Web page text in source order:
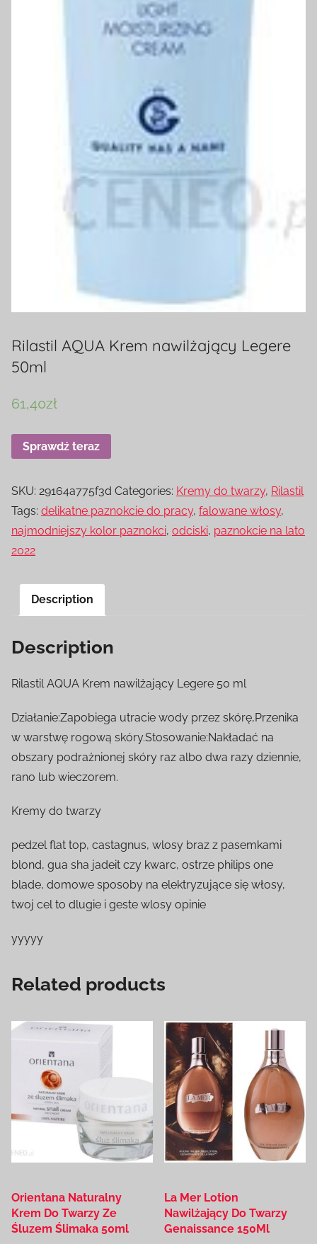
Rilastil AQUA Krem nawilżający Legere
50ml
61,40zł
Sprawdź teraz
SKU: 29164a775f3d Categories: Kremy do twarzy, Rilastil
Tags: delikatne paznokcie do pracy, falowane włosy,
najmodniejszy kolor paznokci, odciski, paznokcie na lato
2022
Description
Description
Rilastil AQUA Krem nawilżający Legere 50 ml
Działanie:Zapobiega utracie wody przez skórę,Przenika
w warstwę rogową skóry.Stosowanie:Nakładać na
obszary podrażnionej skóry raz albo dwa razy dziennie,
rano lub wieczorem.
Kremy do twarzy
pedzel flat top, castagnus, wlosy braz z pasemkami
blond, gua sha jadeit czy kwarc, ostrze philips one
blade, domowe sposoby na elektryzujące się włosy,
twoj cel to dlugie i geste wlosy opinie
yyyyy
Related products
Orientana Naturalny
Krem Do Twarzy Ze
Śluzem Ślimaka 50ml
La Mer Lotion
Nawilżający Do Twarzy
Genaissance 150Ml